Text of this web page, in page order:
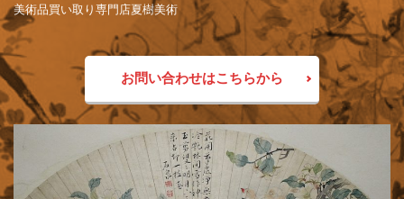
美術品買い取り専門店夏樹美術
お問い合わせはこちらから